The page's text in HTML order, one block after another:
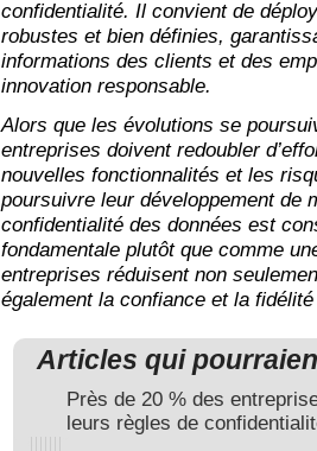
confidentialité. Il convient de
robustes et bien définies,
informations des clients et des
innovation responsable.
Alors que les évolutions se
entreprises doivent redoubler
nouvelles fonctionnalités et les
poursuivre leur développement de
confidentialité des données est
fondamentale plutôt que comme
entreprises réduisent non
également la confiance et la
Articles qui
Près de 20 % des
leurs règles de